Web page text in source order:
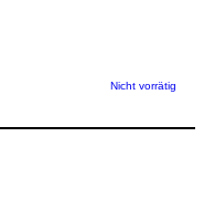
Nicht vorrätig